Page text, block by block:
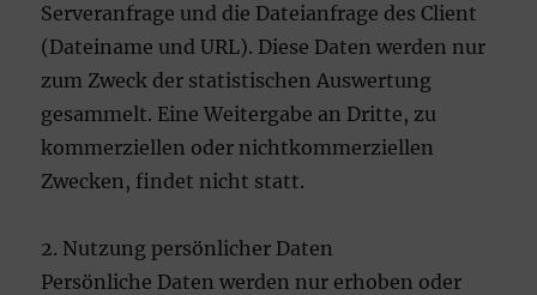
Serveranfrage und die Dateianfrage des Client
(Dateiname und URL). Diese Daten werden nur
zum Zweck der statistischen Auswertung
gesammelt. Eine Weitergabe an Dritte, zu
kommerziellen oder nichtkommerziellen
Zwecken, findet nicht statt.
2. Nutzung persönlicher Daten
Persönliche Daten werden nur erhoben oder